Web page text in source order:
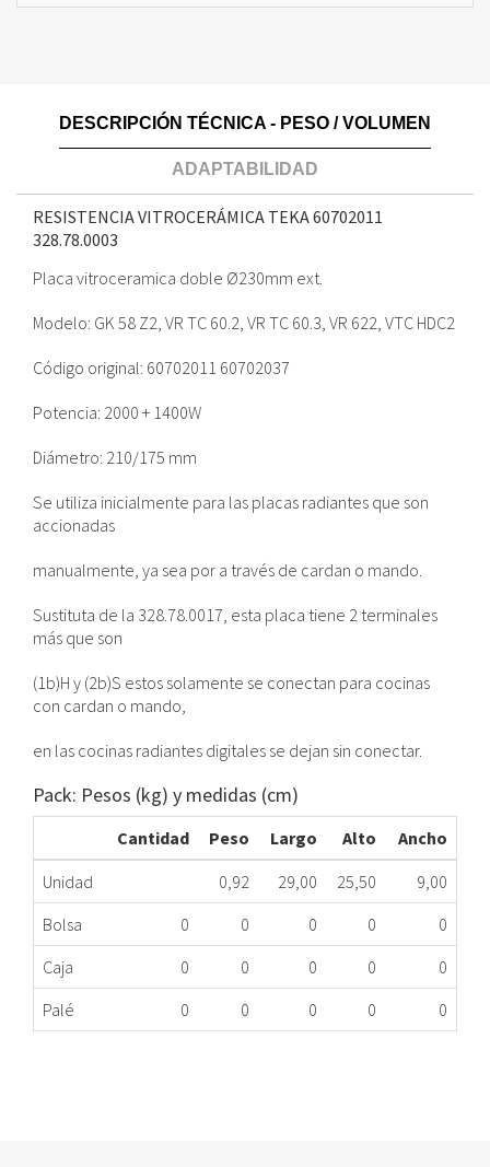
DESCRIPCIÓN TÉCNICA - PESO / VOLUMEN
ADAPTABILIDAD
RESISTENCIA VITROCERÁMICA TEKA 60702011
328.78.0003
Placa vitroceramica doble Ø230mm ext.
Modelo: GK 58 Z2, VR TC 60.2, VR TC 60.3, VR 622, VTC HDC2
Código original: 60702011 60702037
Potencia: 2000 + 1400W
Diámetro: 210/175 mm
Se utiliza inicialmente para las placas radiantes que son
accionadas
manualmente, ya sea por a través de cardan o mando.
Sustituta de la 328.78.0017, esta placa tiene 2 terminales
más que son
(1b)H y (2b)S estos solamente se conectan para cocinas
con cardan o mando,
en las cocinas radiantes digitales se dejan sin conectar.
Pack: Pesos (kg) y medidas (cm)
Cantidad Peso Largo Alto
Ancho
Unidad
0,92 29,00 25,50
9,00
Bolsa
0 0 0 0
0
Caja
0 0 0 0
0
Palé
0 0 0 0 0